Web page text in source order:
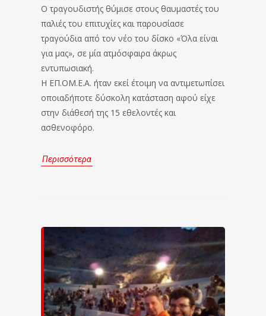
Ο τραγουδιστής θύμισε στους θαυμαστές του
παλιές του επιτυχίες και παρουσίασε
τραγούδια από τον νέο του δίσκο «Όλα είναι
για μας», σε μία ατμόσφαιρα άκρως
εντυπωσιακή.
Η ΕΠ.ΟΜ.Ε.Α. ήταν εκεί έτοιμη να αντιμετωπίσει
οποιαδήποτε δύσκολη κατάσταση αφού είχε
στην διάθεσή της 15 εθελοντές και
ασθενοφόρο.
Περισσότερα